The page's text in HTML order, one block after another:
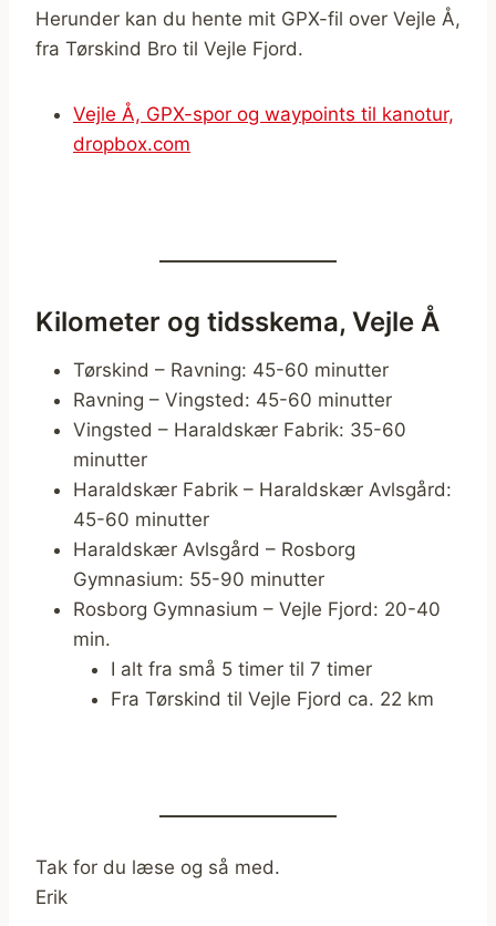
Herunder kan du hente mit GPX-fil over Vejle Å,
fra Tørskind Bro til Vejle Fjord.
Vejle Å, GPX-spor og waypoints til kanotur,
dropbox.com
Kilometer og tidsskema, Vejle Å
Tørskind – Ravning: 45-60 minutter
Ravning – Vingsted: 45-60 minutter
Vingsted – Haraldskær Fabrik: 35-60
minutter
Haraldskær Fabrik – Haraldskær Avlsgård:
45-60 minutter
Haraldskær Avlsgård – Rosborg
Gymnasium: 55-90 minutter
Rosborg Gymnasium – Vejle Fjord: 20-40
min.
I alt fra små 5 timer til 7 timer
Fra Tørskind til Vejle Fjord ca. 22 km
Tak for du læse og så med.
Erik